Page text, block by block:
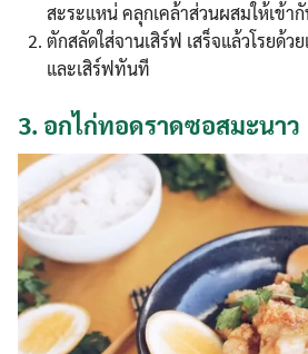
สะระแหน่ คลุกเคล้าส่วนผสมให้เข้า
ตักสลัดใส่จานเสิร์ฟ เสร็จแล้วโรยด้
และเสิร์ฟทันที
3. อกไก่ทอดราดซอสมะนาว